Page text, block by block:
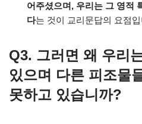
어주셨으며, 우리는 그 영적
다는 것이 교리문답의 요점
Q3. 그러면 왜 우리
있으며 다른 피조물
못하고 있습니까?